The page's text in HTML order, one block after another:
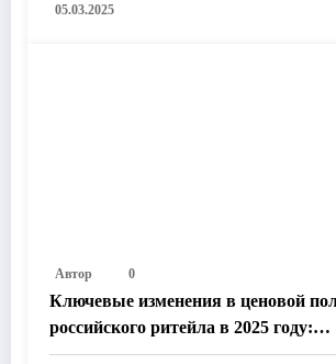
05.03.2025
Автор 0
Ключевые изменения в ценовой
российского ритейла в 2025 году:
Технологии, законодательство и